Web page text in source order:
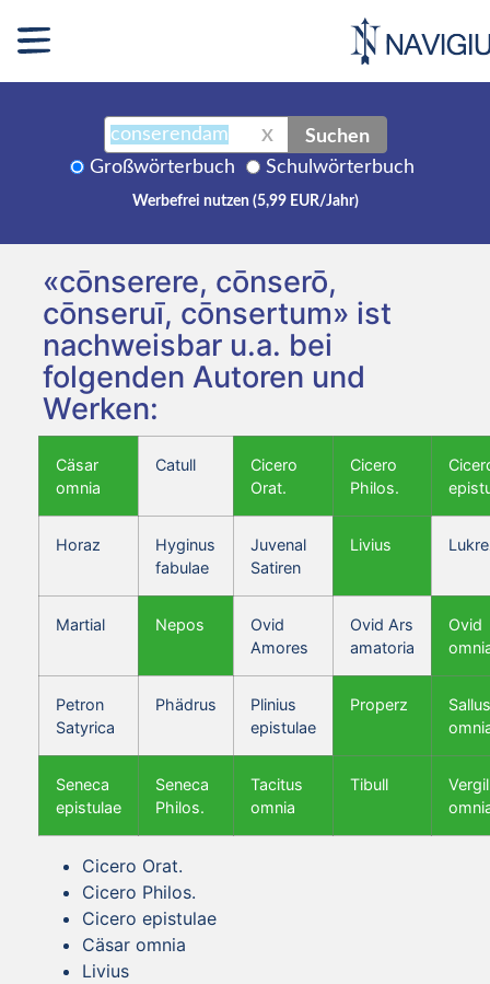
X Suchen
Großwörterbuch Schulwörterbuch
Werbefrei nutzen (5,99 EUR/Jahr)
«cōnserere, cōnserō,
cōnseruī, cōnsertum» ist
nachweisbar u.a. bei
folgenden Autoren und
Werken:
Cäsar
omnia
Catull
Cicero
Orat.
Cicero
Philos.
Horaz
Hyginus
fabulae
Juvenal
Satiren
Livius
Martial Nepos
Ovid
Amores
Ovid Ars
amatoria
Ovid
Petron
Satyrica
Phädrus
Plinius
epistulae
Properz
Seneca
epistulae
Seneca
Philos.
Tacitus
omnia
Tibull
Vergil
Cicero Orat.
Cicero Philos.
Cicero epistulae
Cäsar omnia
Livius